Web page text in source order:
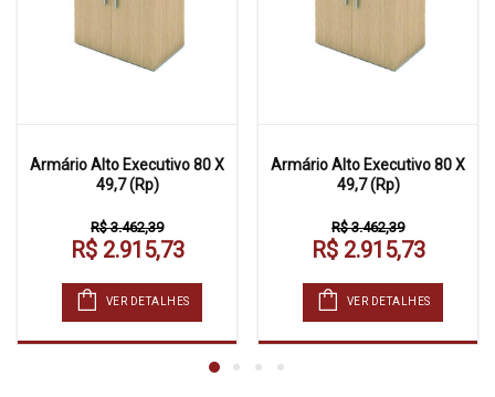
Armário Alto Executivo 80 X
49,7 (Rp)
R$ 3.462,39
R$ 2.915,73
VER DETALHES
Armário Alto Executivo 80 X
49,7 (Rp)
R$ 3.462,39
R$ 2.915,73
VER DETALHES